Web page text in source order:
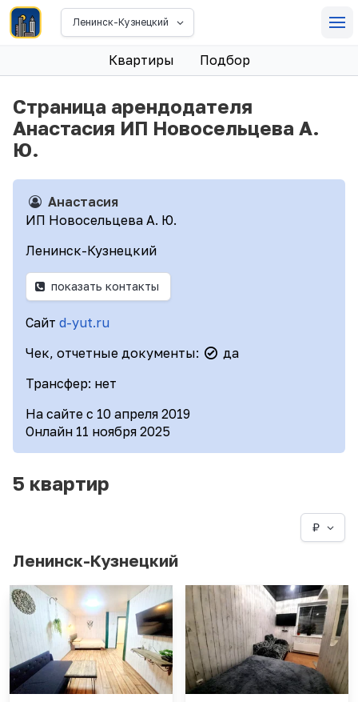
Ленинск-Кузнецкий
Квартиры Подбор
Страница арендодателя
Анастасия ИП Новосельцева А.
Ю.
Анастасия
ИП Новосельцева А. Ю.
Ленинск-Кузнецкий
показать контакты
Сайт d-yut.ru
Чек, отчетные документы:
да
Трансфер: нет
На сайте с 10 апреля 2019
Онлайн 11 ноября 2025
5 квартир
₽
Ленинск-Кузнецкий